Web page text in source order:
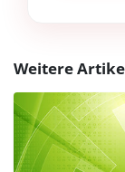
Weitere